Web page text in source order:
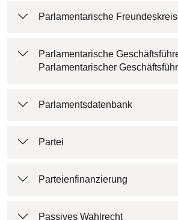
Parlamentarische
Parlamentarische
Parlamentarischer
Parlamentsdatenbank
Partei
Parteienfinanzierung
Passives Wahlrecht